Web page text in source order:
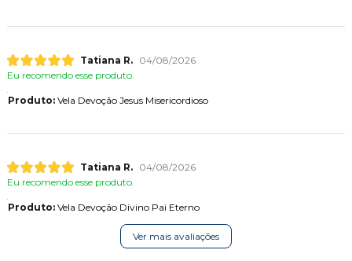
Tatiana R.
04/08/2026
Eu recomendo esse produto.
Produto:Vela Devoção Jesus Misericordioso
Tatiana R.
04/08/2026
Eu recomendo esse produto.
Produto:Vela Devoção Divino Pai Eterno
Ver mais avaliações